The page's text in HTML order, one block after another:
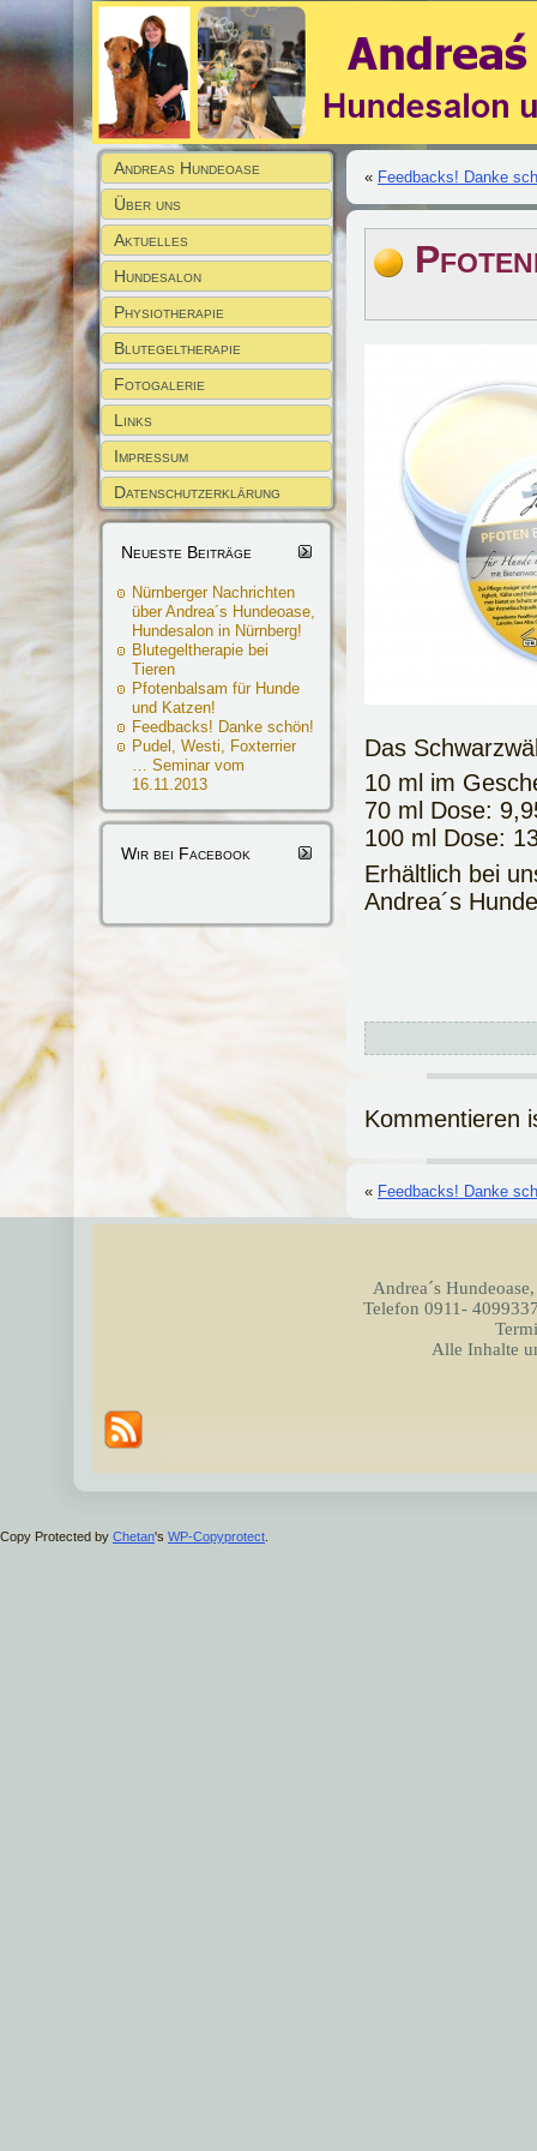
Andreas Hundeoase
Über uns
Aktuelles
Hundesalon
Physiotherapie
Blutegeltherapie
Fotogalerie
Links
Impressum
Datenschutzerklärung
Neueste Beiträge
Nürnberger Nachrichten
über Andrea´s Hundeoase,
Hundesalon in Nürnberg!
Blutegeltherapie bei
Tieren
Pfotenbalsam für Hunde
und Katzen!
Feedbacks! Danke schön!
Pudel, Westi, Foxterrier
… Seminar vom
16.11.2013
Wir bei Facebook
« Feedbacks! Danke
Das
10 ml im
70 ml Dose:
100 ml Dose:
Erhältlich bei
Andrea´s
Kommentieren
« Feedbacks! Danke
Andrea´s
Telefon 0911-
Alle Inhalte
Copy Protected by Chetan's WP-Copyprotect